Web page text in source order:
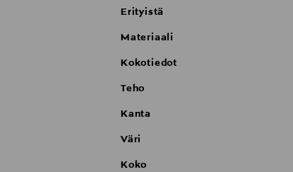
Varjostimen korkeus: 24 cm
Valaisimen korkeus: 165 cm
Erityistä
Materiaali
Kokotiedot
Teho
Kanta
Väri
Koko